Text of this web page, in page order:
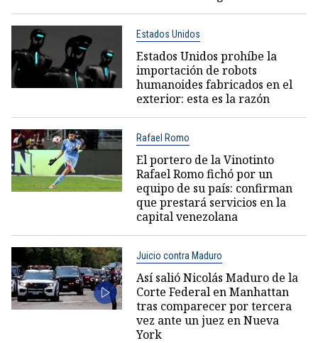
Estados Unidos
Estados Unidos prohíbe la
importación de robots
humanoides fabricados en el
exterior: esta es la razón
Rafael Romo
El portero de la Vinotinto
Rafael Romo fichó por un
equipo de su país: confirman
que prestará servicios en la
capital venezolana
Juicio contra Maduro
Así salió Nicolás Maduro de la
Corte Federal en Manhattan
tras comparecer por tercera
vez ante un juez en Nueva
York